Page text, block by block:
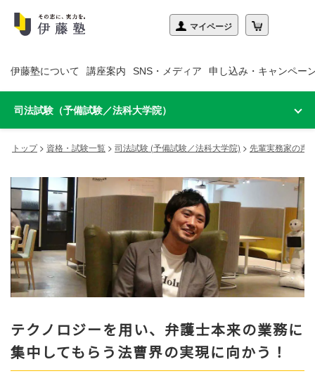
伊藤塾について 講座案内 SNS・メディア 申し込み・キャンペー
司法試験（予備試験／法科大学院）
トップ> 資格・試験一覧 > 司法試験 (予備試験／法科大学院) > 先輩実務家の声
テクノロジーを用い、弁護士本来の業務に
集中してもらう法曹界の実現に向かう！